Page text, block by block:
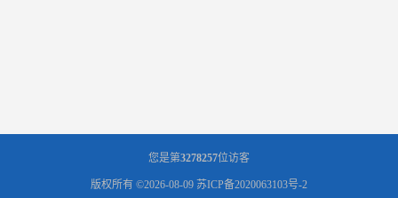
您是第3278257位访客
版权所有 ©2026-08-09 苏ICP备2020063103号-2